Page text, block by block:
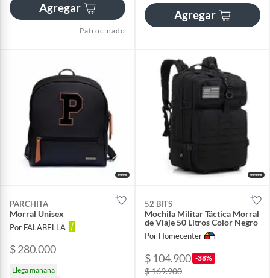
Agregar
Patrocinado
Agregar
PARCHITA
Morral Unisex
Por FALABELLA
$ 280.000
Llega mañana
52 BITS
Mochila Militar Táctica Morral
de Viaje 50 Litros Color Negro
Por Homecenter
$ 104.900 -38%
$ 169.900